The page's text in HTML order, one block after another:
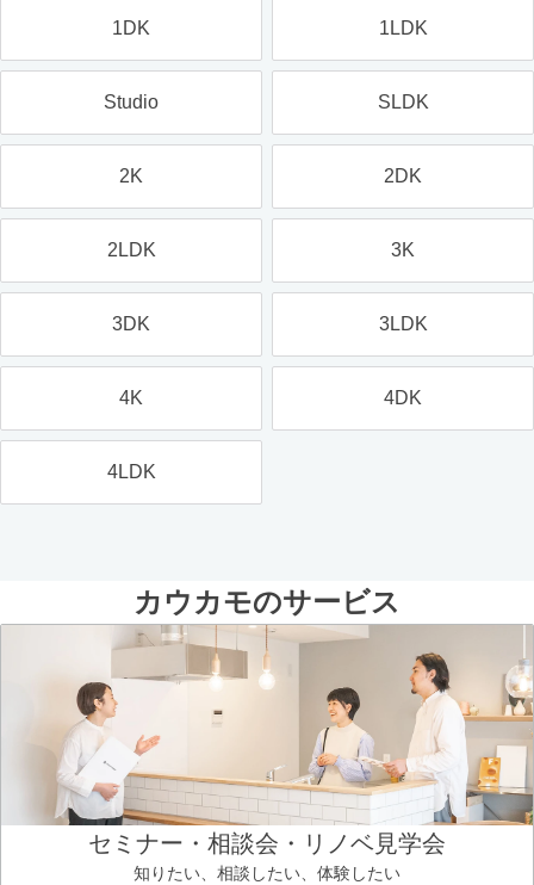
1DK 1LDK
Studio SLDK
2K 2DK
2LDK 3K
3DK 3LDK
4K 4DK
4LDK
カウカモのサービス
セミナー・相談会・リノベ見学会
知りたい、相談したい、体験したい